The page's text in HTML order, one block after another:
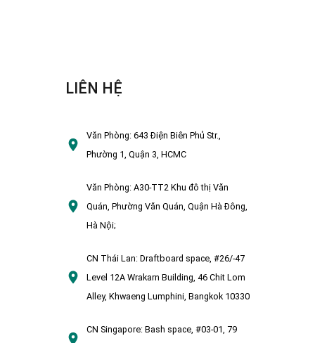
LIÊN HỆ
Văn Phòng:643 Điện Biên Phủ Str.,
Phường 1, Quận 3, HCMC
Văn Phòng:A30-TT2 Khu đô thị Văn
Quán, Phường Văn Quán, Quận Hà Đông,
Hà Nội;
CN Thái Lan: Draftboard space, #26/-47
Level 12A Wrakarn Building, 46 Chit Lom
Alley, Khwaeng Lumphini, Bangkok 10330
CN Singapore: Bash space, #03-01, 79